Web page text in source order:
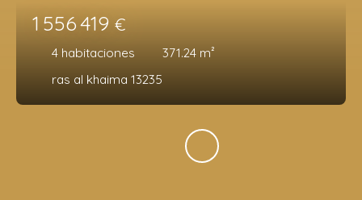
1 556 419 €
4 habitaciones 371.24 m²
ras al khaima 13235